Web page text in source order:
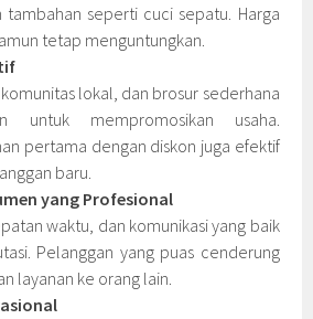
tambahan seperti cuci sepatu. Harga
tetap menguntungkan.
lokal, dan brosur sederhana
untuk mempromosikan usaha.
pertama dengan diskon juga efektif
baru.
yang Profesional
waktu, dan komunikasi yang baik
Pelanggan yang puas cenderung
layanan ke orang lain.